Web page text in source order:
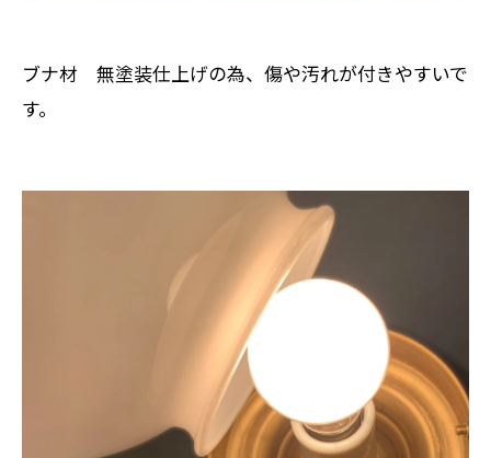
ブナ材 無塗装仕上げの為、傷や汚れが付きやすいで
す。